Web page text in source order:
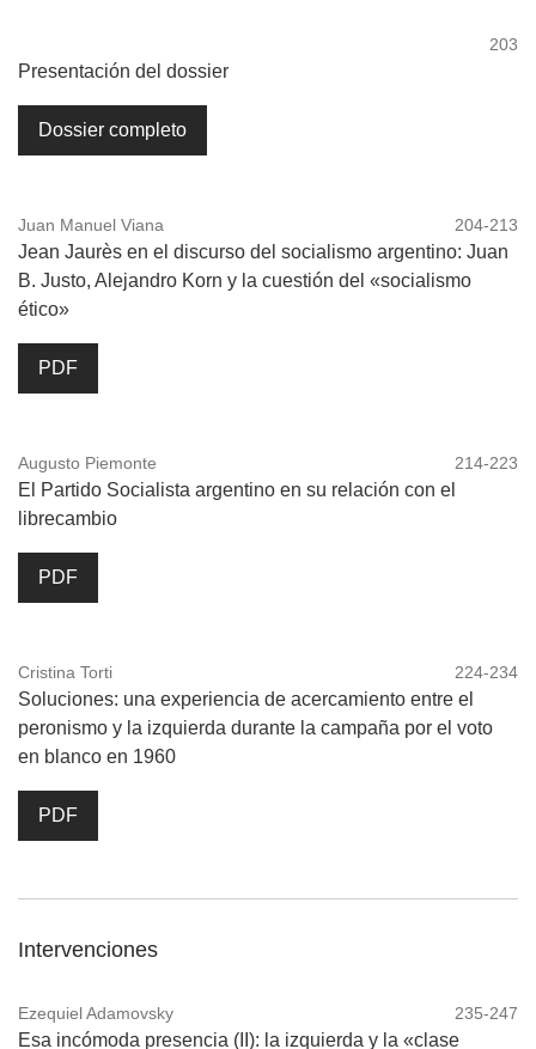
203
Presentación del dossier
Dossier completo
Juan Manuel Viana 204-213
Jean Jaurès en el discurso del socialismo argentino: Juan
B. Justo, Alejandro Korn y la cuestión del «socialismo
ético»
PDF
Augusto Piemonte 214-223
El Partido Socialista argentino en su relación con el
librecambio
PDF
Cristina Torti 224-234
Soluciones: una experiencia de acercamiento entre el
peronismo y la izquierda durante la campaña por el voto
en blanco en 1960
PDF
Intervenciones
Ezequiel Adamovsky 235-247
Esa incómoda presencia (II): la izquierda y la «clase